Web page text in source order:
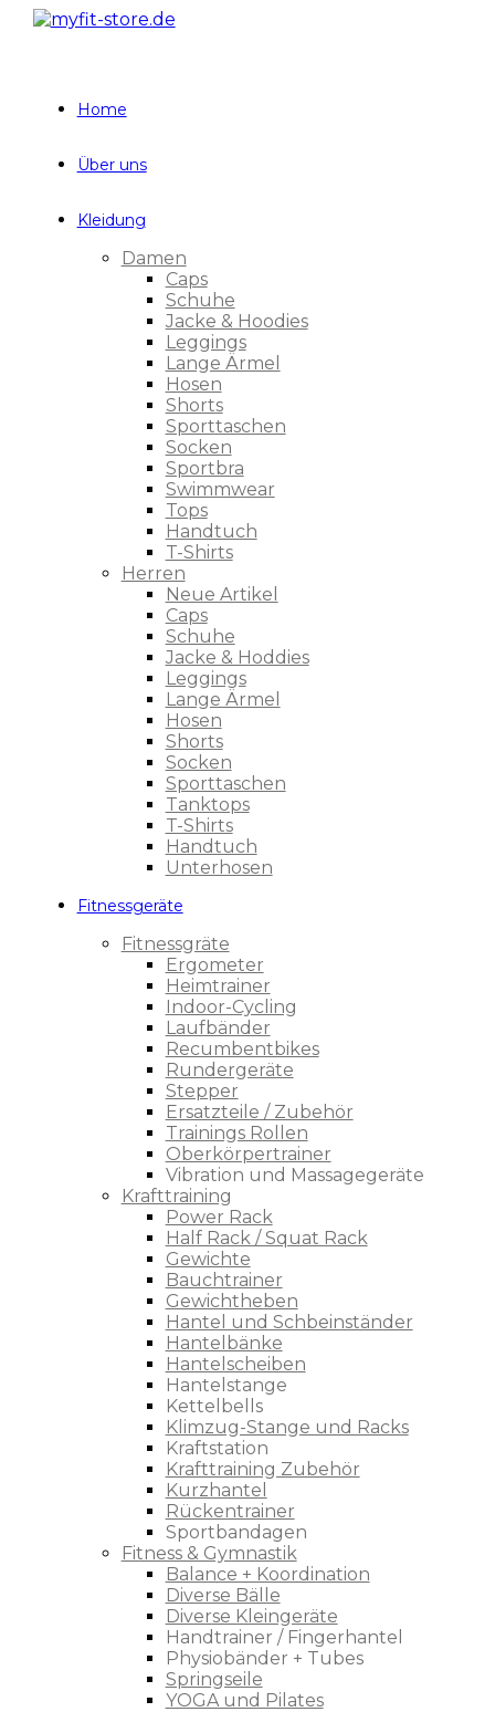
Zum
Home
Über uns
Kleidung
Damen
Caps
Schuhe
Jacke & Hoodies
Leggings
Lange Ärmel
Hosen
Shorts
Sporttaschen
Socken
Sportbra
Swimmwear
Tops
Handtuch
T-Shirts
Herren
Neue Artikel
Caps
Schuhe
Jacke & Hoddies
Leggings
Lange Ärmel
Hosen
Shorts
Socken
Sporttaschen
Tanktops
T-Shirts
Handtuch
Unterhosen
Fitnessgeräte
Fitnessgräte
Ergometer
Heimtrainer
Indoor-Cycling
Laufbänder
Recumbentbikes
Rundergeräte
Stepper
Ersatzteile / Zubehör
Trainings Rollen
Oberkörpertrainer
Vibration und Massagegeräte
Krafttraining
Power Rack
Half Rack / Squat Rack
Gewichte
Bauchtrainer
Gewichtheben
Hantel und Schbeinständer
Hantelbänke
Hantelscheiben
Hantelstange
Kettelbells
Klimzug-Stange und Racks
Kraftstation
Krafttraining Zubehör
Kurzhantel
Rückentrainer
Sportbandagen
Fitness & Gymnastik
Balance + Koordination
Diverse Bälle
Diverse Kleingeräte
Handtrainer / Fingerhantel
Physiobänder + Tubes
Springseile
YOGA und Pilates